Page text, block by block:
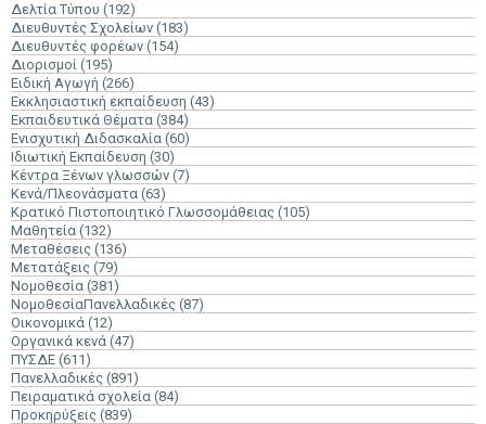
Δελτία Τύπου (192)
Διευθυντές Σχολείων (183)
Διευθυντές φορέων (154)
Διορισμοί (195)
Ειδική Αγωγή (266)
Εκκλησιαστική εκπαίδευση (43)
Εκπαιδευτικά Θέματα (384)
Ενισχυτική Διδασκαλία (60)
Ιδιωτική Εκπαίδευση (30)
Κέντρα Ξένων γλωσσών (7)
Κενά/Πλεονάσματα (63)
Κρατικό Πιστοποιητικό Γλωσσομάθειας (105)
Μαθητεία (132)
Μεταθέσεις (136)
Μετατάξεις (79)
Νομοθεσία (381)
ΝομοθεσίαΠανελλαδικές (87)
Οικονομικά (12)
Οργανικά κενά (47)
ΠΥΣΔΕ (611)
Πανελλαδικές (891)
Πειραματικά σχολεία (84)
Προκηρύξεις (839)